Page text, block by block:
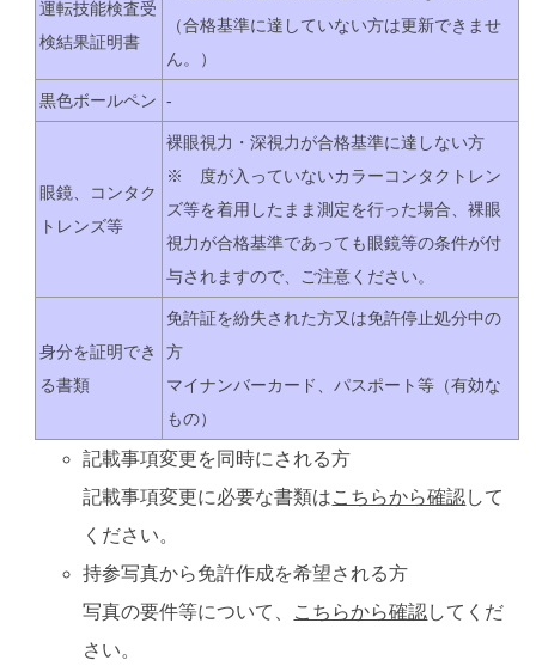
運転技能検査受
検結果証明書
（合格基準に達していない方は更新できませ
ん。）
黒色ボールペン -
眼鏡、コンタク
トレンズ等
裸眼視力・深視力が合格基準に達しない方
※ 度が入っていないカラーコンタクトレン
ズ等を着用したまま測定を行った場合、裸眼
視力が合格基準であっても眼鏡等の条件が付
与されますので、ご注意ください。
身分を証明でき
る書類
免許証を紛失された方又は免許停止処分中の
方
マイナンバーカード、パスポート等（有効な
もの）
記載事項変更を同時にされる方
記載事項変更に必要な書類はこちらから確認して
ください。
持参写真から免許作成を希望される方
写真の要件等について、 こちらから確認してくだ
さい。